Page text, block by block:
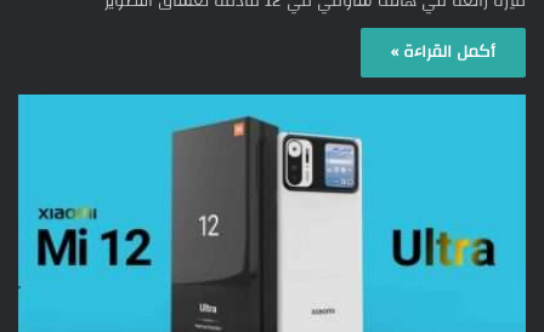
أكمل القراءة »